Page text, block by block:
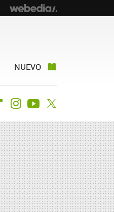
NUEVO
FlipboardInstagramYoutube